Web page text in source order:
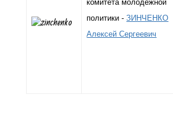
комитета молодежной
политики -ЗИНЧЕНКО
Алексей Сергеевич